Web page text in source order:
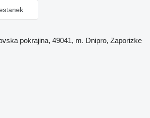
pokrajina, 49041, m. Dnipro, Zaporizke